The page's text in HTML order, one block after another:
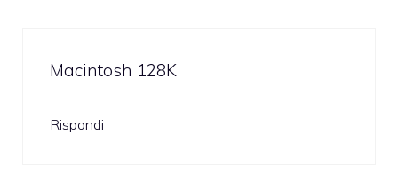
Macintosh 128K
Rispondi